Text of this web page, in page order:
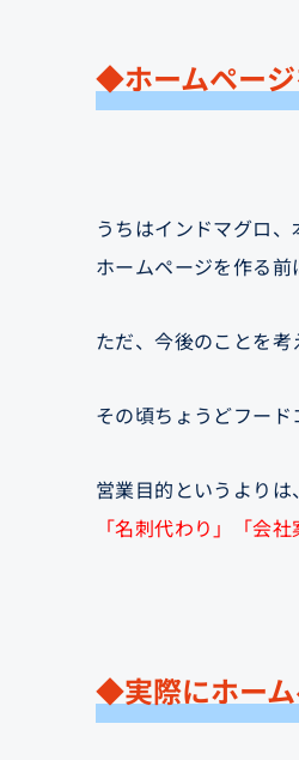
◆ホームペー
うちはインドマグロ、
ホームページを作る前
ただ、今後のことを考
その頃ちょうどフー
営業目的というよりは
「名刺代わり」「会
◆実際にホーム